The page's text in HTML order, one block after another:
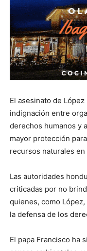
El asesinato de
indignación entre
derechos humanos y
mayor protección
recursos naturales en
Las autoridades
criticadas por no
quienes, como
la defensa de los
El papa Francisco ha